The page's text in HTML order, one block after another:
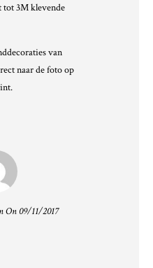
tot 3M klevende
van
naar de foto op
.
09/11/2017